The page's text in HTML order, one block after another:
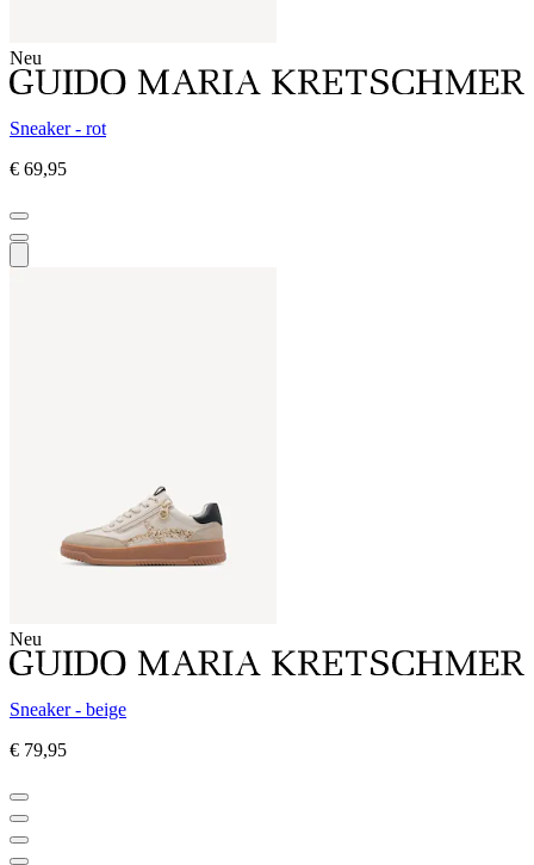
Neu
Sneaker - rot
€ 69,95
Neu
Sneaker - beige
€ 79,95